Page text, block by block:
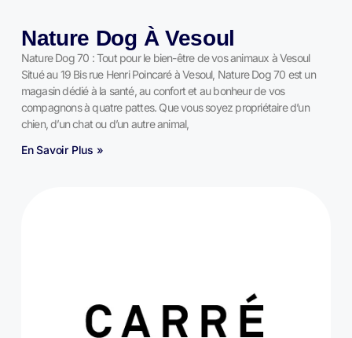
Nature Dog À Vesoul
Nature Dog 70 : Tout pour le bien-être de vos animaux à Vesoul
Situé au 19 Bis rue Henri Poincaré à Vesoul, Nature Dog 70 est un
magasin dédié à la santé, au confort et au bonheur de vos
compagnons à quatre pattes. Que vous soyez propriétaire d’un
chien, d’un chat ou d’un autre animal,
En Savoir Plus »